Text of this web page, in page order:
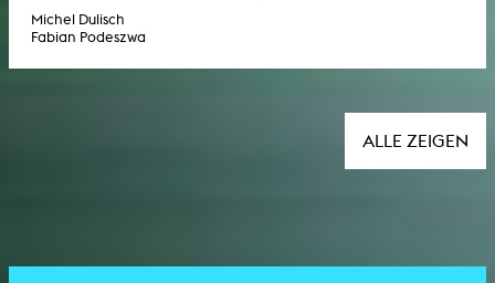
Michel Dulisch
Fabian Podeszwa
ALLE ZEIGEN